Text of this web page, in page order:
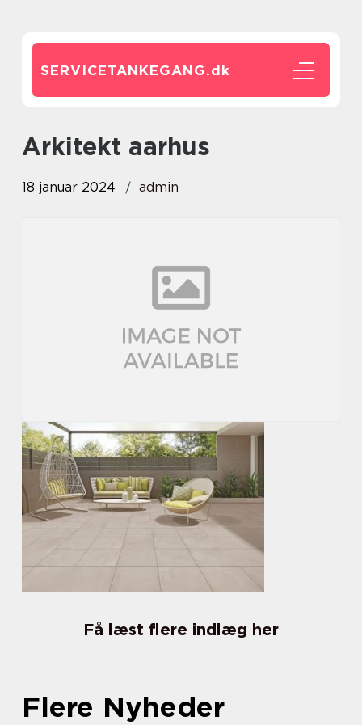
SERVICETANKEGANG.dk
arkitekt aarhus
18 januar 2024 admin
Få læst flere indlæg her
Flere Nyheder